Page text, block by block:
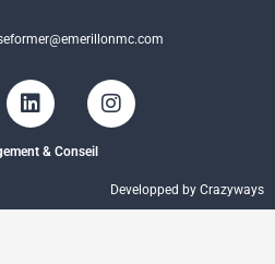
L
i
k
d
I
n
a
g
& Conseil
Developped by Crazyways